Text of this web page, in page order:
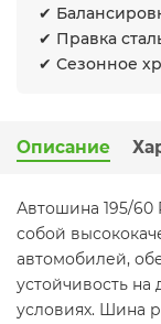
✔
✔ Правка
✔ Сезонное
Описание
Автошина 195/60
собой
автомобилей,
устойчивость
условиях. Шина